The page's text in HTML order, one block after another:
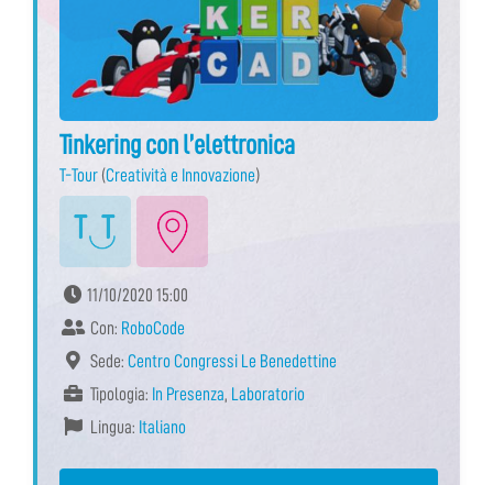
Tinkering con l’elettronica
T-Tour (Creatività e Innovazione)
11/10/2020 15:00
Con: RoboCode
Sede: Centro Congressi Le Benedettine
Tipologia: In Presenza, Laboratorio
Lingua: Italiano